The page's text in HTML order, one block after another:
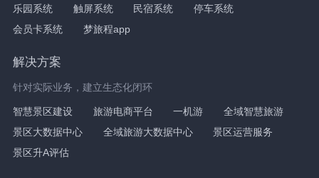
乐园系统
触屏系统 民宿系统
停车系统
会员卡系统
梦旅程app
解决方案
针对实际业务，建立生态化闭环
智慧景区建设 旅游电商平台 一机游
全域智慧旅游
景区大数据中心
全域旅游大数据中心
景区运营服务
景区升A评估